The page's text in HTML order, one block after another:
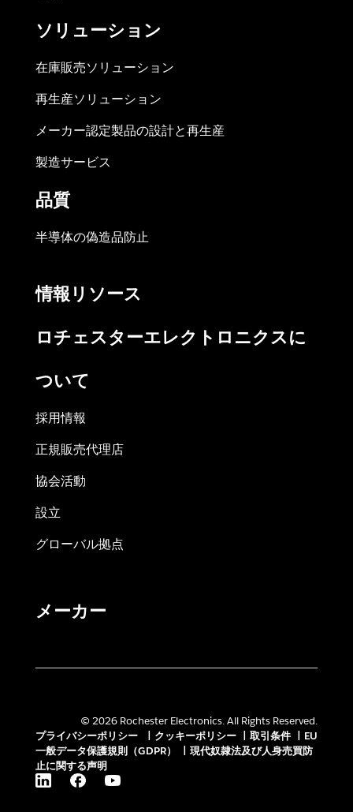
ソリューション
在庫販売ソリューション
再生産ソリューション
メーカー認定製品の設計と再生産
製造サービス
品質
半導体の偽造品防止
情報リソース
ロチェスターエレクトロニクスに
ついて
採用情報
正規販売代理店
協会活動
設立
グローバル拠点
メーカー
© 2026 Rochester Electronics. All Rights Reserved.
プライバシーポリシー
クッキーポリシー 取引条件
EU
一般データ保護規則（GDPR）
現代奴隷法及び人身売買防
止に関する声明